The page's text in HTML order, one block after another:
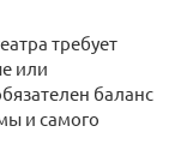
требует
или
баланс
и самого